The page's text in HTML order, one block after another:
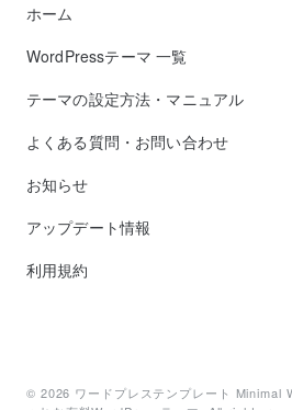
ホーム
WordPressテーマ 一覧
テーマの設定方法・マニュアル
よくある質問・お問い合わせ
お知らせ
アップデート情報
利用規約
© 2026 ワードプレステンプレート Minimal